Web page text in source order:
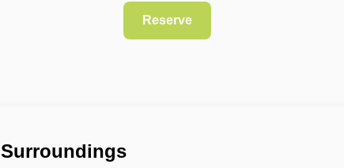
Surroundings